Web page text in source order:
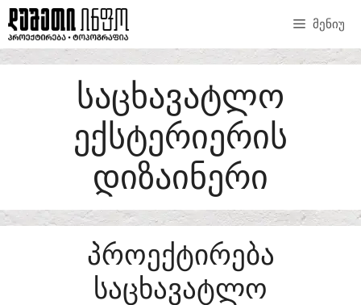
SKIP
TO
CONTENT
ᲛᲔᲜᲘᲣ
ᲡᲐᲪᲮᲐᲕᲐᲢᲚᲝ
ᲔᲥᲡᲢᲔᲠᲘᲔᲠᲘᲡ
ᲓᲘᲖᲐᲘᲜᲔᲠᲘ
ᲞᲠᲝᲔᲥᲢᲘᲠᲔᲑᲐ
ᲡᲐᲪᲮᲐᲕᲐᲢᲚᲝ